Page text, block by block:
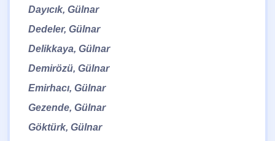
Dayıcık, Gülnar
Dedeler, Gülnar
Delikkaya, Gülnar
Demirözü, Gülnar
Emirhacı, Gülnar
Gezende, Gülnar
Göktürk, Gülnar